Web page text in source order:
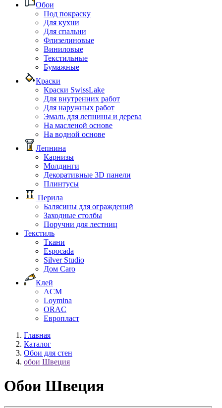
Обои
Под покраску
Для кухни
Для спальни
Флизелиновые
Виниловые
Текстильные
Бумажные
Краски
Краски SwissLake
Для внутренних работ
Для наружных работ
Эмаль для лепнины и дерева
На масленой основе
На водной основе
Лепнина
Карнизы
Молдинги
Декоративные 3D панели
Плинтусы
Перила
Балясины для ограждений
Заходные столбы
Поручни для лестниц
Текстиль
Ткани
Espocada
Silver Studio
Дом Caro
Клей
ACM
Loymina
ORAC
Европласт
Главная
Каталог
Обои для стен
обои Швеция
Обои Швеция